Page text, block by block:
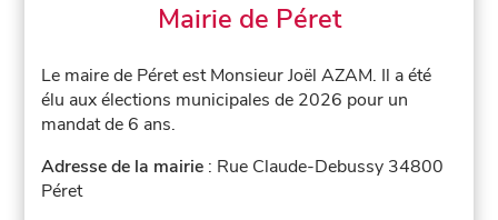
Mairie de Péret
Le maire de Péret est Monsieur Joël AZAM. Il a été
élu aux élections municipales de 2026 pour un
mandat de 6 ans.
Adresse de la mairie : Rue Claude-Debussy 34800
Péret